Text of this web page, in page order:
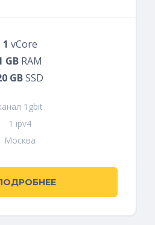
1 vCore
GB RAM
GBSSD
1gbit
1 ipv4
Москва